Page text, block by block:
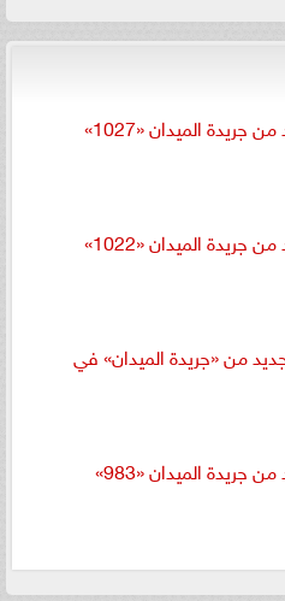
جريدة الميدان «1027»
جريدة الميدان «1022»
من «جريدة الميدان» في
جريدة الميدان «983»